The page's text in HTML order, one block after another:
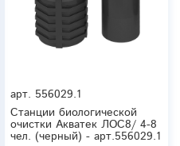
арт. 556029.1
Станции биологической
очистки Акватек ЛОС8/ 4-8
чел. (черный) - арт.556029.1